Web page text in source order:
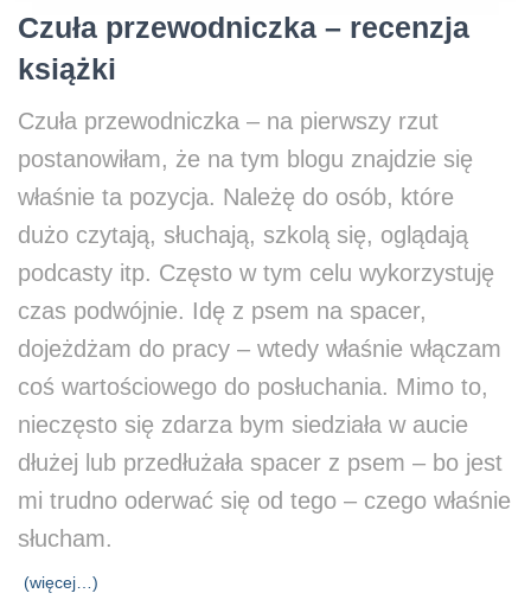
Czuła przewodniczka – recenzja
książki
Czuła przewodniczka – na pierwszy rzut
postanowiłam, że na tym blogu znajdzie się
właśnie ta pozycja. Należę do osób, które
dużo czytają, słuchają, szkolą się, oglądają
podcasty itp. Często w tym celu wykorzystuję
czas podwójnie. Idę z psem na spacer,
dojeżdżam do pracy – wtedy właśnie włączam
coś wartościowego do posłuchania. Mimo to,
nieczęsto się zdarza bym siedziała w aucie
dłużej lub przedłużała spacer z psem – bo jest
mi trudno oderwać się od tego – czego właśnie
słucham.
(więcej…)